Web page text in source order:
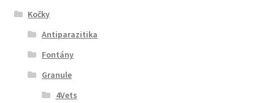
Kočky
Antiparazitika
Fontány
Granule
4Vets